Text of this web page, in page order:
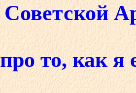
Советской
то, как